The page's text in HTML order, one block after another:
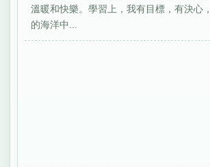
溫暖和快樂。學習上，我有目標，有決心
的海洋中...